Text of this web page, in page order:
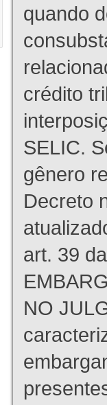
quando
crédito
SELIC.
gênero
Decreto
art. 39
NO